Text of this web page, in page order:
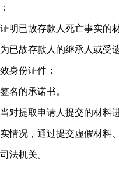
已故存款人死亡事实的
故存款人的继承人或受
份证件；
的承诺书。
提取申请人提交的材料
况，通过提交虚假材料
法机关。